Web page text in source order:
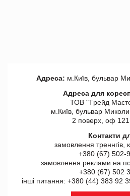
Адреса: м.Київ, бульвар
Адреса для
ТОВ "Tрейд
м.Київ, бульвар
2 поверх, оф
Контакти
замовлення треннгів,
+380 (67) 502-
замовлення реклами на
+380 (67) 502
інші питання: +380 (44) 383 92